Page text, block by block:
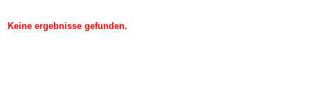
Keine ergebnisse gefunden.